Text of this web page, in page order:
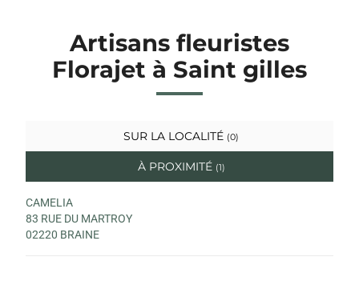
Artisans fleuristes
Florajet à Saint gilles
SUR LA LOCALITÉ (0)
À PROXIMITÉ (1)
CAMELIA
83 RUE DU MARTROY
02220 BRAINE